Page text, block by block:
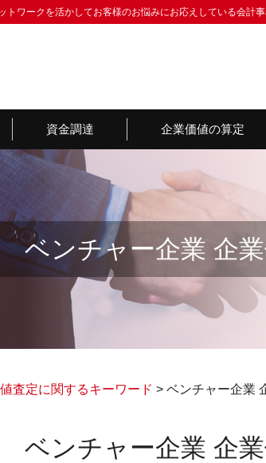
ベンチャー企業 企
ワークを活かしてお客様のお悩みにお応えしている会計事
資金調達 企業価値の算定
査定に関するキーワード > ベンチャー企業
ベンチャー企業 企